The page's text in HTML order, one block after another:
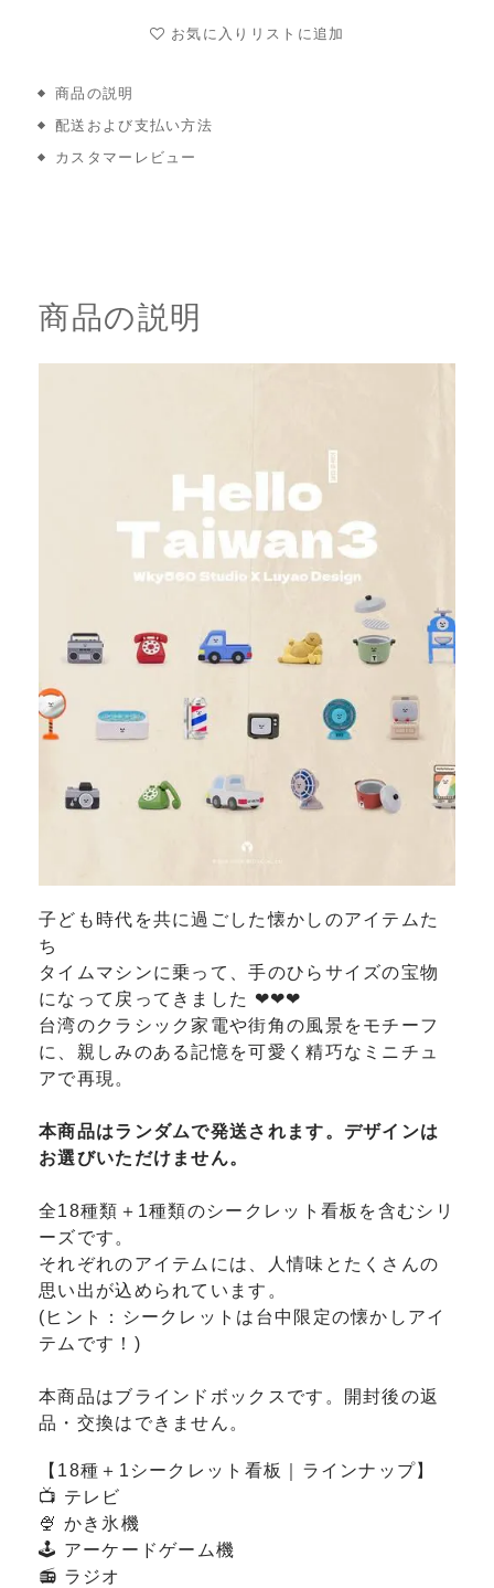
お気に入りリストに追加
商品の説明
配送および支払い方法
カスタマーレビュー
商品の説明
子ども時代を共に過ごした懐かしのアイテムた
ち
タイムマシンに乗って、手のひらサイズの宝物
になって戻ってきました ❤❤❤
台湾のクラシック家電や街角の風景をモチーフ
に、親しみのある記憶を可愛く精巧なミニチュ
アで再現。
本商品はランダムで発送されます。デザインは
お選びいただけません。
全18種類＋1種類のシークレット看板を含むシリ
ーズです。
それぞれのアイテムには、人情味とたくさんの
思い出が込められています。
(ヒント：シークレットは台中限定の懐かしアイ
テムです！)
本商品はブラインドボックスです。開封後の返
品・交換はできません。
【18種＋1シークレット看板｜ラインナップ】
📺 テレビ
🍨 かき氷機
🕹️ アーケードゲーム機
📻 ラジオ